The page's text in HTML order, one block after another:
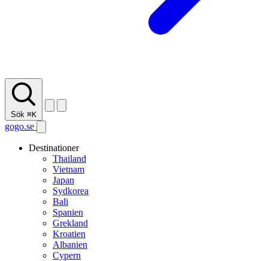
Sök ⌘K
gogo.se
Destinationer
Thailand
Vietnam
Japan
Sydkorea
Bali
Spanien
Grekland
Kroatien
Albanien
Cypern